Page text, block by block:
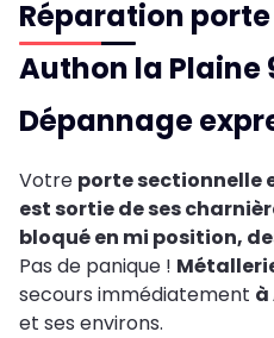
Réparation
Authon la Plaine
Dépannage
Votre porte sectionnelle
est sortie de ses
bloqué en mi position,
Pas de panique !
secours immédiatement à
et ses environs.